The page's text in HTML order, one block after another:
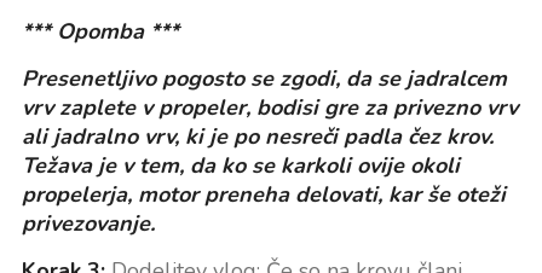
*** Opomba ***
Presenetljivo pogosto se zgodi, da se jadralcem
vrv zaplete v propeler, bodisi gre za privezno vrv
ali jadralno vrv, ki je po nesreči padla čez krov.
Težava je v tem, da ko se karkoli ovije okoli
propelerja, motor preneha delovati, kar še oteži
privezovanje.